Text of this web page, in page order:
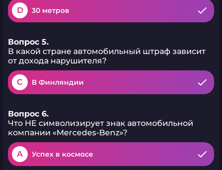
D 30 метров
Вопрос 5.
В какой стране автомобильный штраф зависит
от дохода нарушителя?
C В Финляндии
Вопрос 6.
Что НЕ символизирует знак автомобильной
компании «Mercedes-Benz»?
A Успех в космосе